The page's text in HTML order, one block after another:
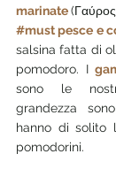
marinate
#must pesce e
salsina fatta di
pomodoro. I
sono le
grandezza
hanno di solito
pomodorini.